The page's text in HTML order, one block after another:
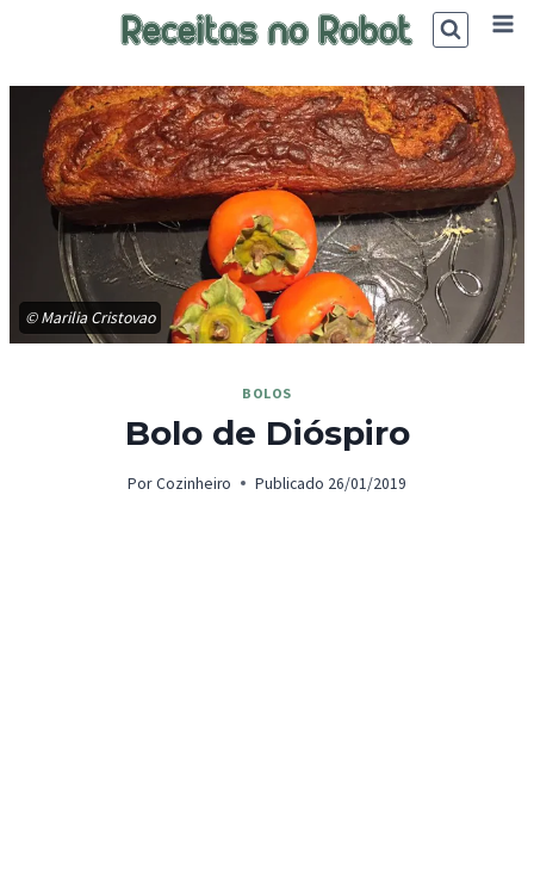
© Marilia Cristovao
BOLOS
Bolo de Dióspiro
Por Cozinheiro Publicado 26/01/2019